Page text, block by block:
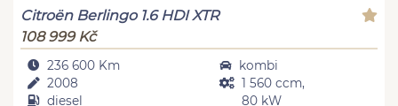
Citroën Berlingo 1.6 HDI XTR
108 999 Kč
236 600 Km
2008
diesel
kombi
1 560 ccm,
80 kW